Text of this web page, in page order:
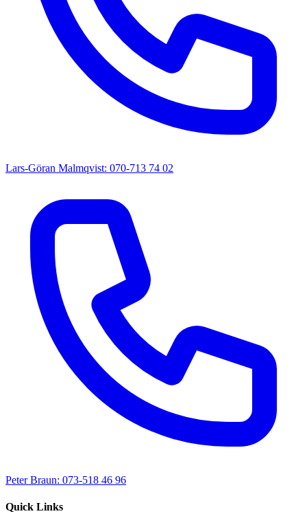
Lars-Göran Malmqvist: 070-713 74 02
Peter Braun: 073-518 46 96
Quick Links